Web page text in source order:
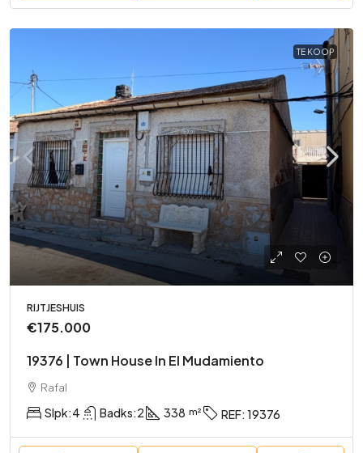
TE KOOP
RIJTJESHUIS
€175.000
19376 | Town House In El Mudamiento
Rafal
Slpk:4 Badks:2 338 REF: 19376